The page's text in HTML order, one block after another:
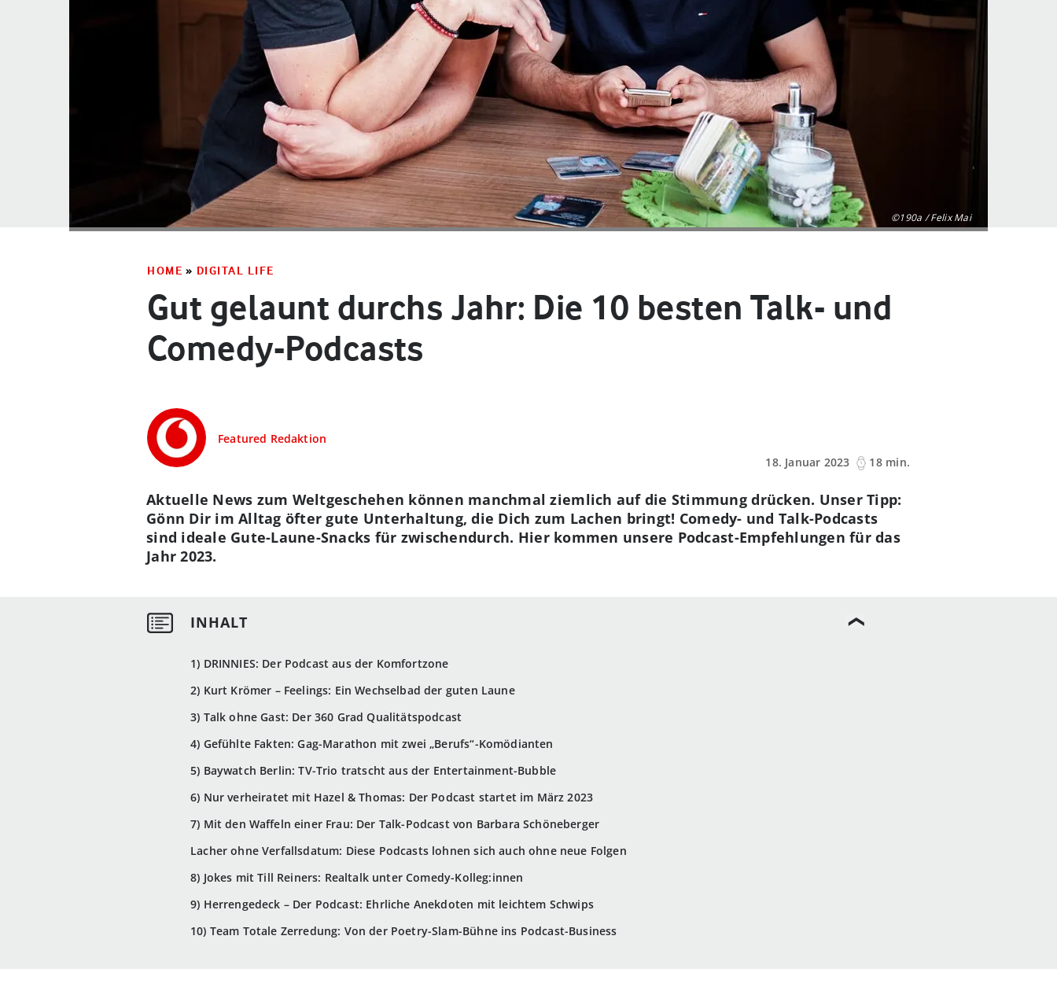
©190a / Felix Mai
HOME » DIGITAL LIFE
Gut gelaunt durchs Jahr: Die 10 besten Talk- und
Comedy-Podcasts
Featured Redaktion
18. Januar 2023
18 min.
1) DRINNIES: Der Podcast aus der Komfortzone
2) Kurt Krömer – Feelings: Ein Wechselbad der guten Laune
3) Talk ohne Gast: Der 360 Grad Qualitätspodcast
4) Gefühlte Fakten: Gag-Marathon mit zwei „Berufs“-Komödianten
5) Baywatch Berlin: TV-Trio tratscht aus der Entertainment-Bubble
6) Nur verheiratet mit Hazel & Thomas: Der Podcast startet im März 2023
7) Mit den Waffeln einer Frau: Der Talk-Podcast von Barbara Schöneberger
Lacher ohne Verfallsdatum: Diese Podcasts lohnen sich auch ohne neue Folgen
8) Jokes mit Till Reiners: Realtalk unter Comedy-Kolleg:innen
9) Herrengedeck – Der Podcast: Ehrliche Anekdoten mit leichtem Schwips
10) Team Totale Zerredung: Von der Poetry-Slam-Bühne ins Podcast-Business
Aktuelle News zum Weltgeschehen können manchmal ziemlich auf die Stimmung drücken. Unser Tipp:
Gönn Dir im Alltag öfter gute Unterhaltung, die Dich zum Lachen bringt! Comedy- und Talk-Podcasts
sind ideale Gute-Laune-Snacks für zwischendurch. Hier kommen unsere Podcast-Empfehlungen für das
Jahr 2023.